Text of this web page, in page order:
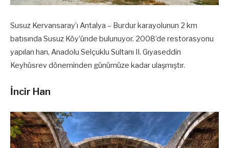
Susuz Kervansaray’ı Antalya – Burdur karayolunun 2 km
batısında Susuz Köy’ünde bulunuyor. 2008’de restorasyonu
yapılan han, Anadolu Selçuklu Sultanı II. Gıyaseddin
Keyhüsrev döneminden günümüze kadar ulaşmıştır.
İncir Han